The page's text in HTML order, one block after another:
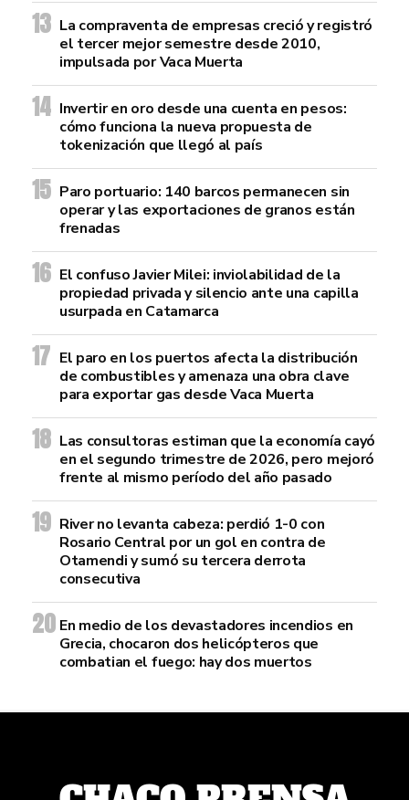
La compraventa de empresas creció y registró
el tercer mejor semestre desde 2010,
impulsada por Vaca Muerta
Invertir en oro desde una cuenta en pesos:
cómo funciona la nueva propuesta de
tokenización que llegó al país
Paro portuario: 140 barcos permanecen sin
operar y las exportaciones de granos están
frenadas
El confuso Javier Milei: inviolabilidad de la
propiedad privada y silencio ante una capilla
usurpada en Catamarca
El paro en los puertos afecta la distribución
de combustibles y amenaza una obra clave
para exportar gas desde Vaca Muerta
Las consultoras estiman que la economía cayó
en el segundo trimestre de 2026, pero mejoró
frente al mismo período del año pasado
River no levanta cabeza: perdió 1-0 con
Rosario Central por un gol en contra de
Otamendi y sumó su tercera derrota
consecutiva
En medio de los devastadores incendios en
Grecia, chocaron dos helicópteros que
combatian el fuego: hay dos muertos